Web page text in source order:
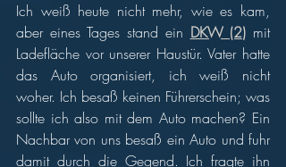
Ich weiß heute nicht mehr, wie es kam,
aber eines Tages stand ein DKW (2) mit
Ladefläche vor unserer Haustür. Vater hatte
das Auto organisiert, ich weiß nicht
woher. Ich besaß keinen Führerschein; was
sollte ich also mit dem Auto machen? Ein
Nachbar von uns besaß ein Auto und fuhr
damit durch die Gegend. Ich fragte ihn